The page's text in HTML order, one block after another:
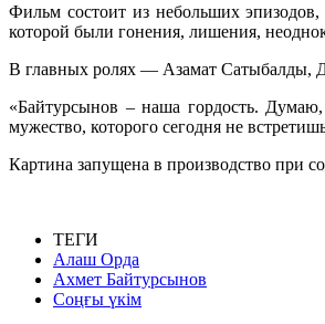
Фильм состоит из небольших
которой были гонения, лишения,
В главных ролях — Азамат Сатыбалды,
«Байтурсынов – наша гордость.
мужество, которого сегодня не
Картина запущена в производство при
ТЕГИ
Алаш Орда
Ахмет Байтурсынов
Соңғы үкім